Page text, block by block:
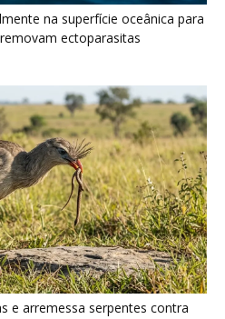
e arremessa serpentes contra
peçonhentas nos campos
com vocalização subaquática
da Amazônia